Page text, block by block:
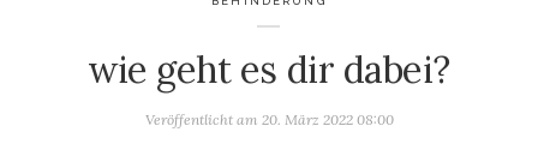
wie geht es dir dabei?
Veröffentlicht am 20. März 2022 08:00